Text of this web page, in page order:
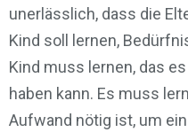
unerlässlich, dass die
Kind soll lernen,
Kind muss lernen, das
haben kann. Es muss
Aufwand nötig ist, um